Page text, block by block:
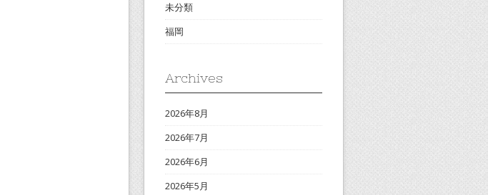
未分類
福岡
Archives
2026年8月
2026年7月
2026年6月
2026年5月